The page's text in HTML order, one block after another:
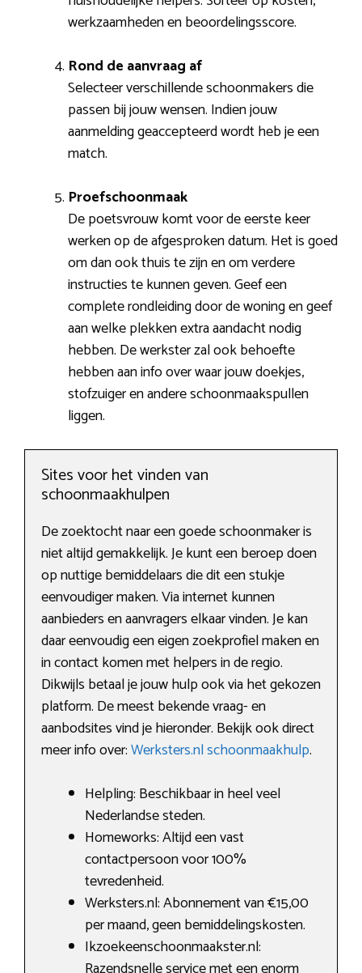
werkzaamheden en beoordelingsscore.
Rond de aanvraag af
Selecteer verschillende schoonmakers die
passen bij jouw wensen. Indien jouw
aanmelding geaccepteerd wordt heb je een
match.
Proefschoonmaak
De poetsvrouw komt voor de eerste keer
werken op de afgesproken datum. Het is goed
om dan ook thuis te zijn en om verdere
instructies te kunnen geven. Geef een
complete rondleiding door de woning en geef
aan welke plekken extra aandacht nodig
hebben. De werkster zal ook behoefte
hebben aan info over waar jouw doekjes,
stofzuiger en andere schoonmaakspullen
liggen.
Sites voor het vinden van
schoonmaakhulpen
De zoektocht naar een goede schoonmaker is
niet altijd gemakkelijk. Je kunt een beroep doen
op nuttige bemiddelaars die dit een stukje
eenvoudiger maken. Via internet kunnen
aanbieders en aanvragers elkaar vinden. Je kan
daar eenvoudig een eigen zoekprofiel maken en
in contact komen met helpers in de regio.
Dikwijls betaal je jouw hulp ook via het gekozen
platform. De meest bekende vraag- en
aanbodsites vind je hieronder. Bekijk ook direct
meer info over:Werksters.nl schoonmaakhulp.
Helpling: Beschikbaar in heel veel
Nederlandse steden.
Homeworks: Altijd een vast
contactpersoon voor 100%
tevredenheid.
Werksters.nl: Abonnement van €15,00
per maand, geen bemiddelingskosten.
Ikzoekeenschoonmaakster.nl: